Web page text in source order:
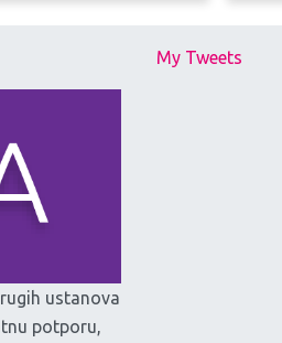
ustanova
potporu,
My Tweets